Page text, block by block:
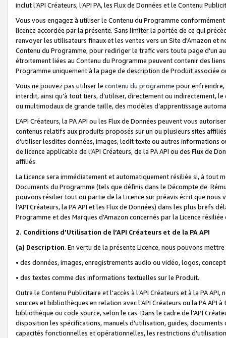
inclut l’API Créateurs, l’API PA, les Flux de Données et le Contenu
Vous vous engagez à utiliser le Contenu du Programme
licence accordée par la présente. Sans limiter la portée de ce qui
renvoyer les utilisateurs finaux et les ventes vers un Site d'Amazon et
Contenu du Programme, pour rediriger le trafic vers toute page d'un
étroitement liées au Contenu du Programme peuvent contenir des
Programme uniquement à la page de description de Produit associée
Vous ne pouvez pas utiliser le contenu du programme pour
interdit, ainsi qu’à tout tiers, d’utiliser, directement ou indirectement,
ou multimodaux de grande taille, des modèles d’apprentissage
L’API Créateurs, la PA API ou les Flux de Données peuvent vous
contenus relatifs aux produits proposés sur un ou plusieurs sites
d'utiliser lesdites données, images, ledit texte ou autres informations
de licence applicable de l’API Créateurs, de la PA API ou des Flux de
affiliés.
La Licence sera immédiatement et automatiquement résiliée si, à
Documents du Programme (tels que définis dans le Décompte de
pouvons résilier tout ou partie de la Licence sur préavis écrit que
l’API Créateurs, la PA API et les Flux de Données) dans les plus
Programme et des Marques d'Amazon concernés par la Licence
2. Conditions d'Utilisation de l’API Créateurs et de la PA API
(a) Description. En vertu de la présente Licence, nous pouvons
• des données, images, enregistrements audio ou vidéo, logos,
• des textes comme des informations textuelles sur le Produit.
Outre le Contenu Publicitaire et l'accès à l’API Créateurs et à la PA
sources et bibliothèques en relation avec l’API Créateurs ou la PA
bibliothèque ou code source, selon le cas. Dans le cadre de l’API
disposition les spécifications, manuels d'utilisation, guides,
capacités fonctionnelles et opérationnelles, les restrictions